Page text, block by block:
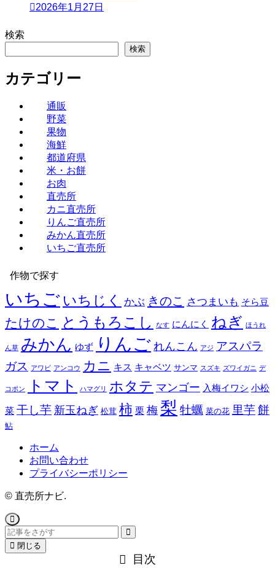
2026年1月27日
検索
検索
カテゴリー
通販
野菜
果物
海鮮
都道府県
米・お餅
お肉
直売所
カニ直売所
りんご直売所
みかん直売所
いちご直売所
作物で探す
いちご いちじく かぶ きのこ さつまいも そら豆
たけのこ とうもろこし なす にんにく ねぎ ほうれ
ん草 みかん ゆず りんご れんこん アジ アスパラ
ガス アワビ アンコウ カニ キス キャベツ サンマ スズキ ズワイガニ デ
コポン トマト ハマグリ ホタテ マンゴー 入梅イワシ 小松
菜 干し芋 新玉ねぎ 松茸 柿 栗 梅 梨 牡蠣 菜の花 里芋餅
鮎
ホーム
お問い合わせ
プライバシーポリシー
© 直売所ナビ.
閉じる
目次